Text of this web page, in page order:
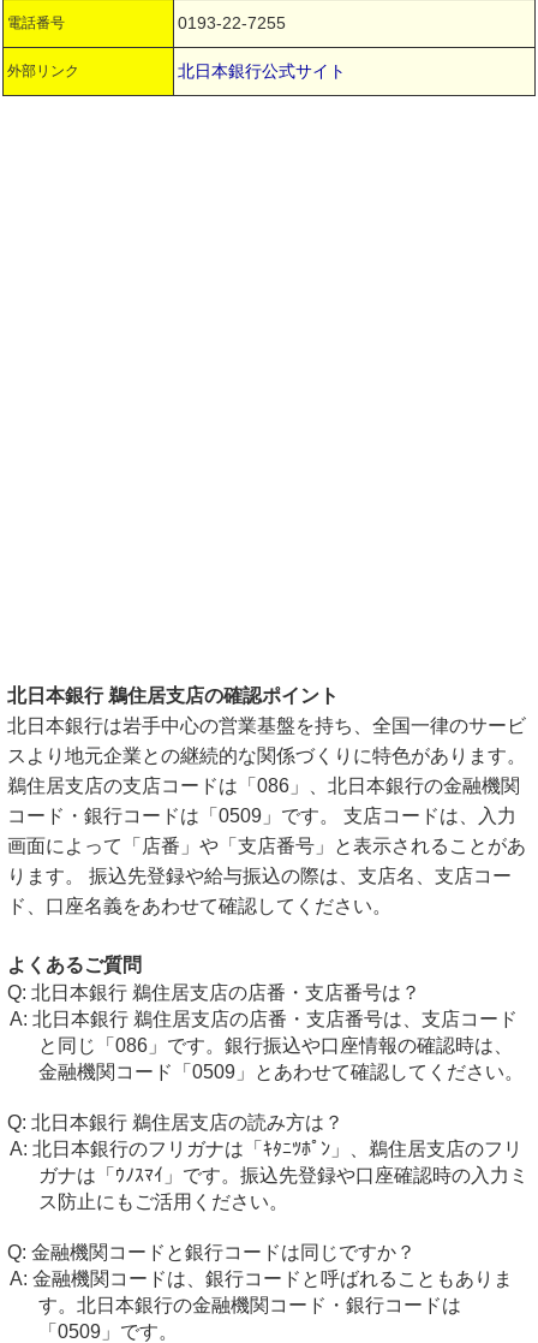
電話番号 0193-22-7255
外部リンク 北日本銀行公式サイト
北日本銀行 鵜住居支店の確認ポイント
北日本銀行は岩手中心の営業基盤を持ち、全国一律のサービ
スより地元企業との継続的な関係づくりに特色があります。
鵜住居支店の支店コードは「086」、北日本銀行の金融機関
コード・銀行コードは「0509」です。 支店コードは、入力
画面によって「店番」や「支店番号」と表示されることがあ
ります。 振込先登録や給与振込の際は、支店名、支店コー
ド、口座名義をあわせて確認してください。
よくあるご質問
北日本銀行 鵜住居支店の店番・支店番号は？
北日本銀行 鵜住居支店の店番・支店番号は、支店コード
と同じ「086」です。銀行振込や口座情報の確認時は、
金融機関コード「0509」とあわせて確認してください。
北日本銀行 鵜住居支店の読み方は？
北日本銀行のフリガナは「ｷﾀﾆﾂﾎﾟﾝ」、鵜住居支店のフリ
ガナは「ｳﾉｽﾏｲ」です。振込先登録や口座確認時の入力ミ
ス防止にもご活用ください。
金融機関コードと銀行コードは同じですか？
金融機関コードは、銀行コードと呼ばれることもありま
す。北日本銀行の金融機関コード・銀行コードは
「0509」です。